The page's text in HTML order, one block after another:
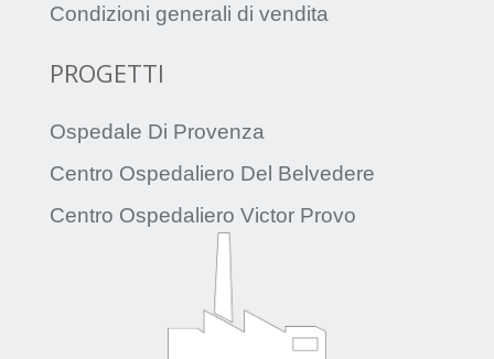
Condizioni generali di vendita
PROGETTI
Ospedale Di Provenza
Centro Ospedaliero Del Belvedere
Centro Ospedaliero Victor Provo